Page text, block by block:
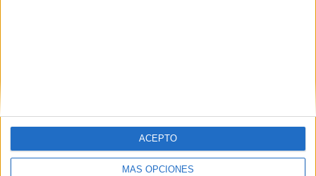
MÁS OPCIONES
ACEPTO